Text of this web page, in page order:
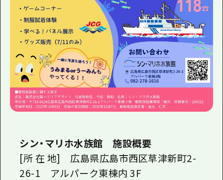
シン・マリホ水族館 施設概要
[所 在 地] 広島県広島市西区草津新町2-
26-1 アルパーク東棟内 3F